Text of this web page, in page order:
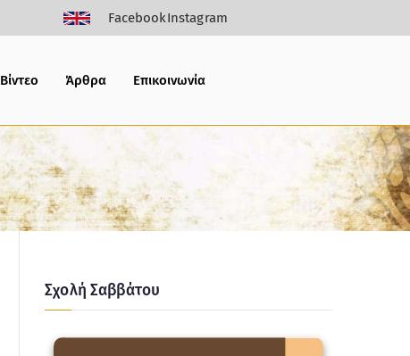
FacebookInstagram
Bίντεο Άρθρα Επικοινωνία
Σχολή Σαββάτου